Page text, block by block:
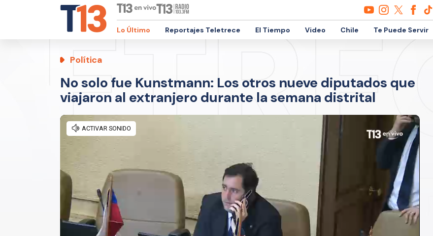
Lo Último Reportajes Teletrece El Tiempo Video Chile Te Puede Servir
Política
No solo fue Kunstmann: Los otros nueve diputados que
viajaron al extranjero durante la semana distrital